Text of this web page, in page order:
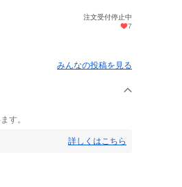
注文受付停止中
7
みんなの投稿を見る
す。
詳しくはこちら